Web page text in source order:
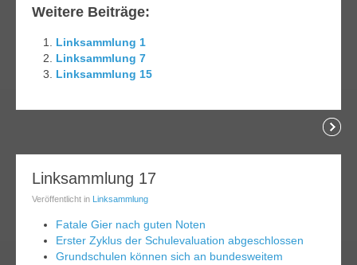
Weitere Beiträge:
Linksammlung 1
Linksammlung 7
Linksammlung 15
lesen
Linksammlung 17
Veröffentlicht in Linksammlung
Fatale Gier nach guten Noten
Erster Zyklus der Schulevaluation abgeschlossen
Grundschulen können sich an bundesweitem